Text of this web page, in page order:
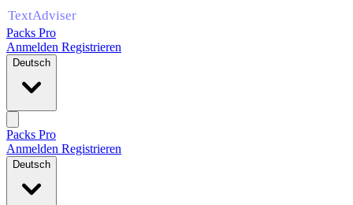
Packs Pro
Anmelden Registrieren
Deutsch
Packs Pro
Anmelden Registrieren
Deutsch